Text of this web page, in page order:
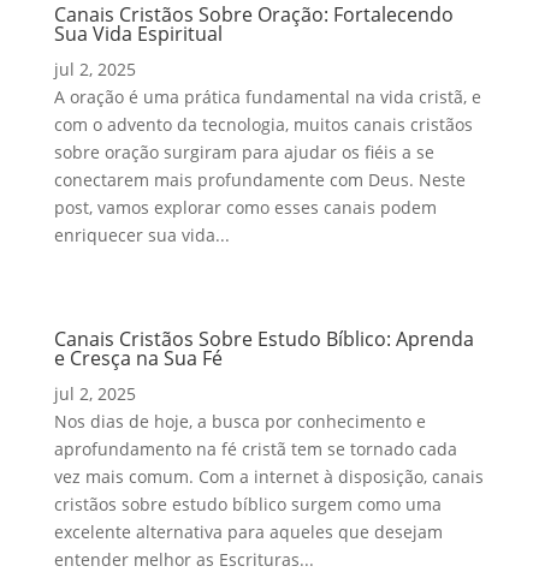
Canais Cristãos Sobre Oração: Fortalecendo
Sua Vida Espiritual
jul 2, 2025
A oração é uma prática fundamental na vida cristã, e
com o advento da tecnologia, muitos canais cristãos
sobre oração surgiram para ajudar os fiéis a se
conectarem mais profundamente com Deus. Neste
post, vamos explorar como esses canais podem
enriquecer sua vida...
Canais Cristãos Sobre Estudo Bíblico: Aprenda
e Cresça na Sua Fé
jul 2, 2025
Nos dias de hoje, a busca por conhecimento e
aprofundamento na fé cristã tem se tornado cada
vez mais comum. Com a internet à disposição, canais
cristãos sobre estudo bíblico surgem como uma
excelente alternativa para aqueles que desejam
entender melhor as Escrituras...